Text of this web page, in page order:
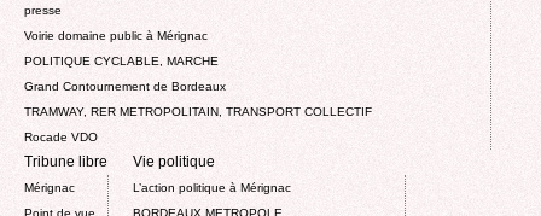
presse
Voirie domaine public à Mérignac
POLITIQUE CYCLABLE, MARCHE
Grand Contournement de Bordeaux
TRAMWAY, RER METROPOLITAIN, TRANSPORT COLLECTIF
Rocade VDO
Tribune libre
Mérignac
Point de vue
Vie politique
L’action politique à Mérignac
BORDEAUX METROPOLE